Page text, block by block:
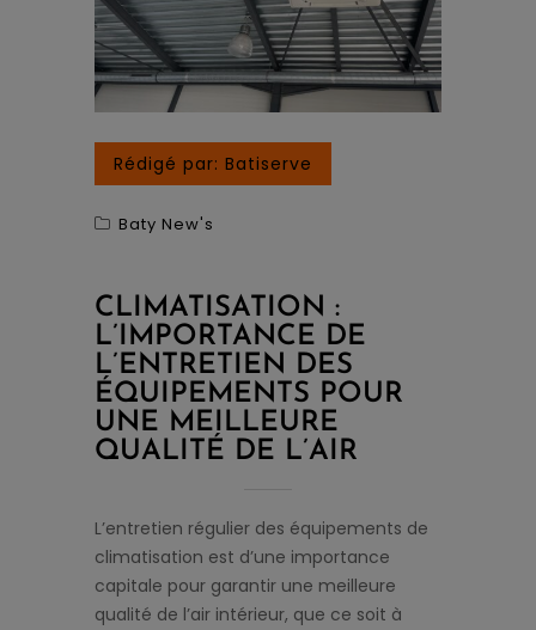
Rédigé par: Batiserve
Baty New's
CLIMATISATION :
L’IMPORTANCE DE
L’ENTRETIEN DES
ÉQUIPEMENTS POUR
UNE MEILLEURE
QUALITÉ DE L’AIR
L’entretien régulier des équipements de
climatisation est d’une importance
capitale pour garantir une meilleure
qualité de l’air intérieur, que ce soit à